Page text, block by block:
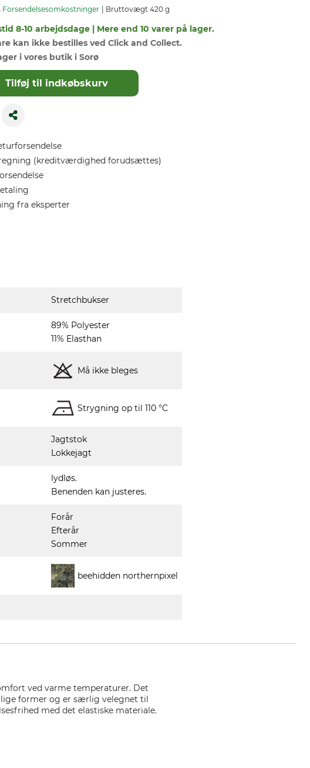
Forsendelsesomkostninger Bruttovægt 420 g
8-10 arbejdsdage | Mere end 10 varer på lager.
kan ikke bestilles ved Click and Collect.
i vores butik i Sorø
Tilføj til indkøbskurv
(kreditværdighed forudsættes)
fra eksperter
Stretchbukser
89% Polyester
11% Elasthan
Må ikke bleges
Strygning op til 110 °C
Jagtstok
Lokkejagt
lydløs.
Benenden kan justeres.
Forår
Efterår
Sommer
beehidden northernpixel
ved varme temperaturer. Det
former og er særlig velegnet til
med det elastiske materiale.